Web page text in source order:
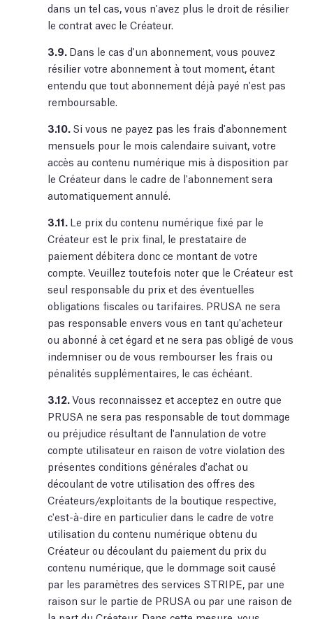
dans un tel cas, vous n'avez plus le droit de résilier
le contrat avec le Créateur.
3.9. Dans le cas d'un abonnement, vous pouvez
résilier votre abonnement à tout moment, étant
entendu que tout abonnement déjà payé n'est pas
remboursable.
3.10. Si vous ne payez pas les frais d'abonnement
mensuels pour le mois calendaire suivant, votre
accès au contenu numérique mis à disposition par
le Créateur dans le cadre de l'abonnement sera
automatiquement annulé.
3.11. Le prix du contenu numérique fixé par le
Créateur est le prix final, le prestataire de
paiement débitera donc ce montant de votre
compte. Veuillez toutefois noter que le Créateur est
seul responsable du prix et des éventuelles
obligations fiscales ou tarifaires. PRUSA ne sera
pas responsable envers vous en tant qu'acheteur
ou abonné à cet égard et ne sera pas obligé de vous
indemniser ou de vous rembourser les frais ou
pénalités supplémentaires, le cas échéant.
3.12.Vous reconnaissez et acceptez en outre que
PRUSA ne sera pas responsable de tout dommage
ou préjudice résultant de l'annulation de votre
compte utilisateur en raison de votre violation des
présentes conditions générales d'achat ou
découlant de votre utilisation des offres des
Créateurs/exploitants de la boutique respective,
c'est-à-dire en particulier dans le cadre de votre
utilisation du contenu numérique obtenu du
Créateur ou découlant du paiement du prix du
contenu numérique, que le dommage soit causé
par les paramètres des services STRIPE, par une
raison sur le partie de PRUSA ou par une raison de